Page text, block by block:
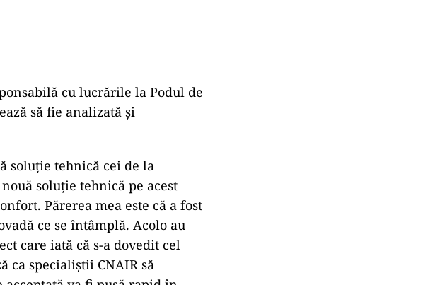
cu lucrările la Podul de
să fie analizată și
soluție tehnică cei de la
soluție tehnică pe acest
Părerea mea este că a fost
ce se întâmplă. Acolo au
care iată că s-a dovedit cel
ca specialiștii CNAIR să